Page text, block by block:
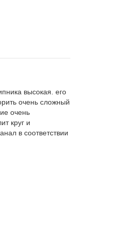
высокая. его
очень сложный
очень
круг и
в соответствии